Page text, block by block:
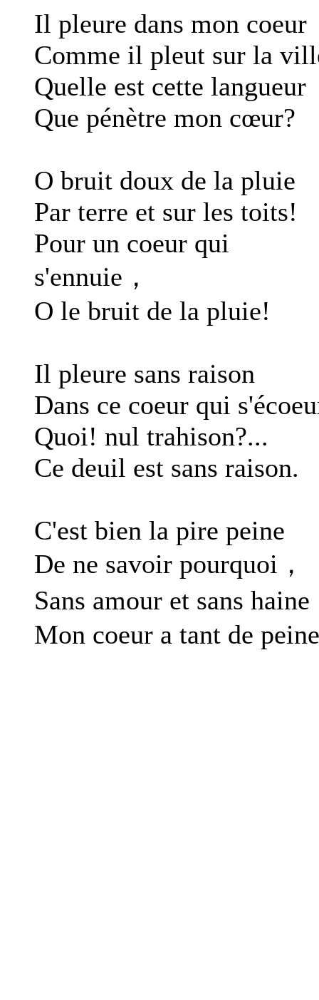
Il pleure dans mon coeur
Comme il pleut sur la
Quelle est cette langueur
Que pénètre mon cœur?
O bruit doux de la pluie
Par terre et sur les toits!
Pour un coeur qui
s'ennuie，
O le bruit de la pluie!
Il pleure sans raison
Dans ce coeur qui
Quoi! nul trahison?...
Ce deuil est sans raison.
C'est bien la pire peine
De ne savoir pourquoi，
Sans amour et sans haine
Mon coeur a tant de